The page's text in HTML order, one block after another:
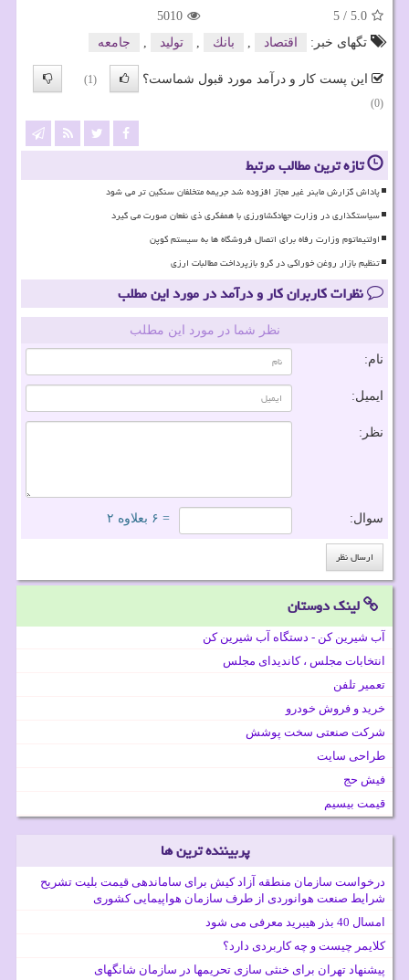
5.0
/
5
5010
تگهای خبر:
اقتصاد , بانك , تولید , جامعه
این پست کار و درآمد مورد قبول شماست؟
(1)
(0)
تازه ترین مطالب مرتبط
پاداش گزارش ماینر غیر مجاز افزوده شد جریمه متخلفان سنگین تر می شود
سیاستگذاری در وزارت جهادکشاورزی با همفکری ذی نفعان صورت می گیرد
اولتیماتوم وزارت رفاه برای اتصال فروشگاه ها به سیستم کوپن
تنظیم بازار روغن خوراکی در گرو بازپرداخت مطالبات ارزی
نظرات کاربران کار و درآمد در مورد این مطلب
نظر شما در مورد این مطلب
نام:
ایمیل:
نظر:
سوال: = ۶ بعلاوه ۲
لینک دوستان
آب شیرین کن - دستگاه آب شیرین کن
انتخابات مجلس ، کاندیدای مجلس
تعمیر تلفن
خرید و فروش خودرو
شرکت صنعتی سخت پوشش
طراحی سایت
فیش حج
قیمت بیسیم
پربیننده ترین ها
درخواست سازمان منطقه آزاد کیش برای ساماندهی قیمت بلیت تشریح
شرایط صنعت هوانوردی از طرف سازمان هواپیمایی کشوری
امسال 40 بذر هیبرید معرفی می شود
کلایمر چیست و چه کاربردی دارد؟
پیشنهاد تهران برای خنثی سازی تحریمها در سازمان شانگهای